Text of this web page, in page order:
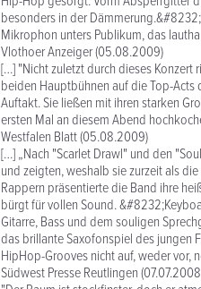
besonders in der
Mikrophon unters Publikum, das
Vlothoer Anzeiger (05.08.2009)
[…] "Nicht zuletzt durch dieses
beiden Hauptbühnen auf die Top-
Auftakt. Sie ließen mit ihren starken
ersten Mal an diesem Abend
Westfalen Blatt (05.08.2009)
[…] „Nach "Scarlet Drawl" und den
und zeigten, weshalb sie zurzeit als
Rappern präsentierte die Band ihre
bürgt für vollen Sound.
Gitarre, Bass und dem souligen
das brillante Saxofonspiel des jungen
HipHop-Grooves nicht auf, weder vor,
Südwest Presse Reutlingen